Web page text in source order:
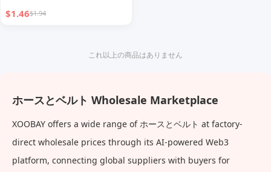
$1.46$1.94
これ以上の商品はありません
ホースとベルト Wholesale Marketplace
XOOBAY offers a wide range of ホースとベルト at factory-
direct wholesale prices through its AI-powered Web3
platform, connecting global suppliers with buyers for